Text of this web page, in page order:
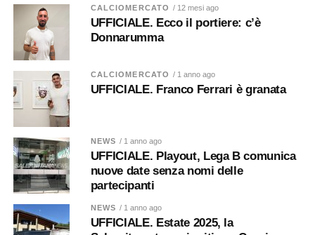
CALCIOMERCATO / 12 mesi ago
UFFICIALE. Ecco il portiere: c’è
Donnarumma
CALCIOMERCATO / 1 anno ago
UFFICIALE. Franco Ferrari è granata
NEWS / 1 anno ago
UFFICIALE. Playout, Lega B comunica
nuove date senza nomi delle
partecipanti
NEWS / 1 anno ago
UFFICIALE. Estate 2025, la